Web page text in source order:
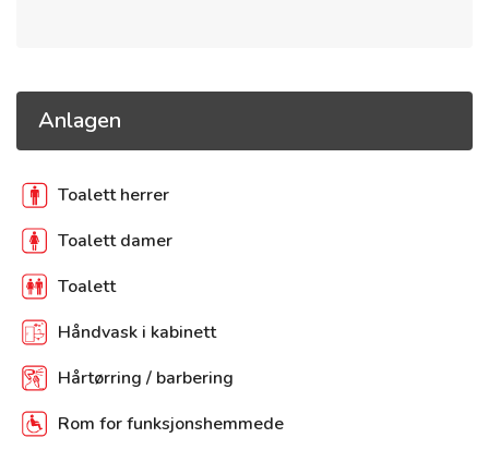
Anlagen
Toalett herrer
Toalett damer
Toalett
Håndvask i kabinett
Hårtørring / barbering
Rom for funksjonshemmede